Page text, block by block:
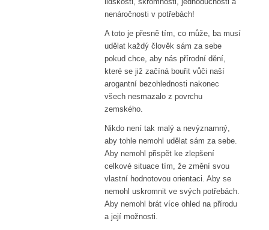
nenáročnosti v potřebách!
A toto je přesně tím, co může, ba musí
udělat každý člověk sám za sebe
pokud chce, aby nás přírodní dění,
které se již začíná bouřit vůči naší
arogantní bezohlednosti nakonec
všech nesmazalo z povrchu
zemského.
Nikdo není tak malý a nevýznamný,
aby tohle nemohl udělat sám za sebe.
Aby nemohl přispět ke zlepšení
celkové situace tím, že změní svou
vlastní hodnotovou orientaci. Aby se
nemohl uskromnit ve svých potřebách.
Aby nemohl brát více ohled na přírodu
a její možnosti.